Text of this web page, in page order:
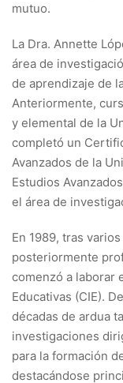
mutuo.
La Dra. Annette
área de
de aprendizaje de
Anteriormente,
y elemental de la
completó un
Avanzados de la
Estudios
el área de
En 1989, tras
posteriormente
comenzó a laborar
Educativas (CIE).
décadas de ardua
investigaciones
para la formación
destacándose